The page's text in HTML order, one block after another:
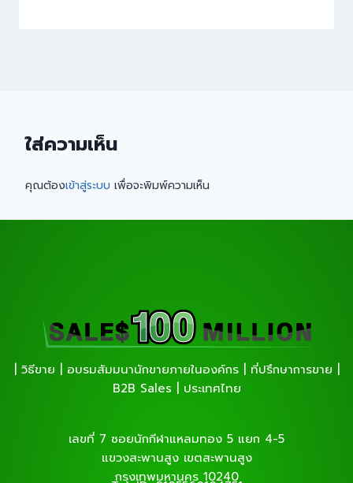
ใส่ความเห็น
คุณต้องเข้าสู่ระบบ เพื่อจะพิมพ์ความเห็น
| วิธีขาย | อบรมสัมมนานักขายภายในองค์กร | ที่ปรึกษาการขาย |
B2B Sales | ประเทศไทย
เลขที่ 7 ซอยนักกีฬาแหลมทอง 5 แยก 4-5
แขวงสะพานสูง เขตสะพานสูง
กรุงเทพมหานคร 10240